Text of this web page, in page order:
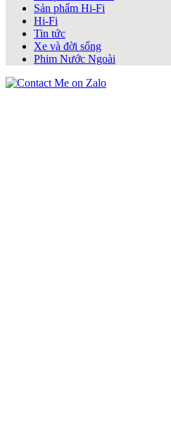
Sản phẩm Hi-Fi
Hi-Fi
Tin tức
Xe và đời sống
Phim Nước Ngoài